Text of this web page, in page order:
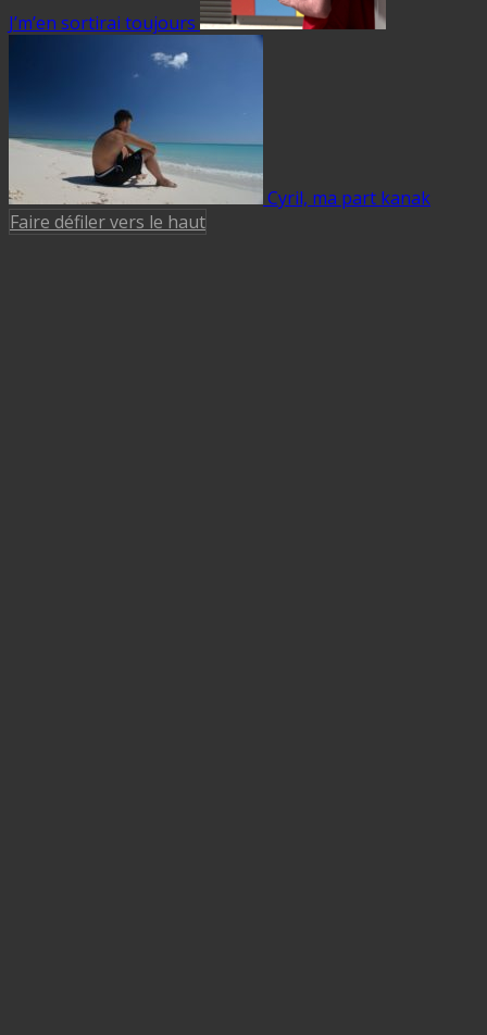
J’m’en sortirai toujours
Cyril, ma part kanak
Faire défiler vers le haut